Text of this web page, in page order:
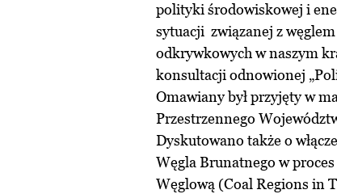
polityki środowiskowej i
sytuacji związanej z
odkrywkowych w naszym
konsultacji odnowionej
Omawiany był przyjęty w
Przestrzennego
Dyskutowano także o
Węgla Brunatnego w
Węglową (Coal Regions in